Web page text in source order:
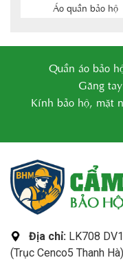
Áo quần bảo hộ
Quần áo bảo
Găng
Kính bảo hộ, mặt
Địa chỉ: LK708
(Trục Cenco5 Thanh